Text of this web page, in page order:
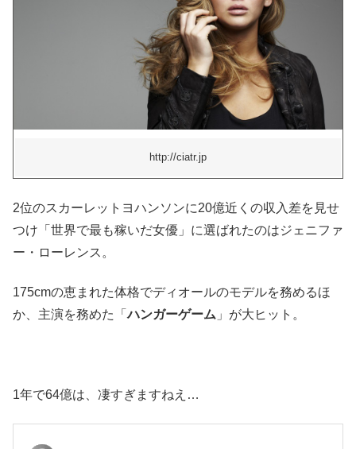
http://ciatr.jp
2位のスカーレットヨハンソンに20億近くの収入差を見せ
つけ「世界で最も稼いだ女優」に選ばれたのはジェニファ
ー・ローレンス。
175cmの恵まれた体格でディオールのモデルを務めるほ
か、主演を務めた「ハンガーゲーム 」が大ヒット。
1年で64億は、凄すぎますねえ…